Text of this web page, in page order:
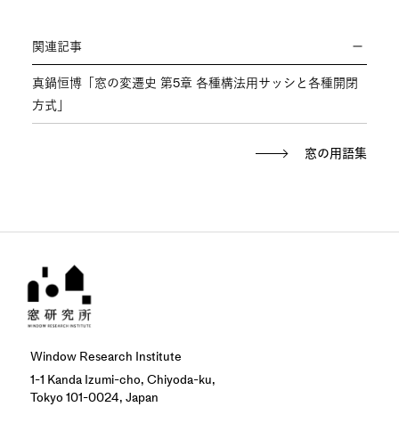
関連記事
真鍋恒博「窓の変遷史 第5章 各種構法用サッシと各種開閉
方式」
窓の用語集
Window Research Institute
1-1 Kanda Izumi-cho, Chiyoda-ku,
Tokyo 101-0024, Japan